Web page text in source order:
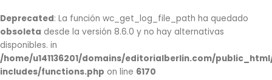
Deprecated: La función wc_get_log_file_path ha quedado
obsoleta desde la versión 8.6.0 y no hay alternativas
disponibles. in
/home/u141136201/domains/editorialberlin.com/
includes/functions.php on line 6170